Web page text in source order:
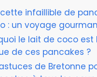
infaillible de
: un voyage
le lait de coco est
de ces pancakes ?
de Bretonne